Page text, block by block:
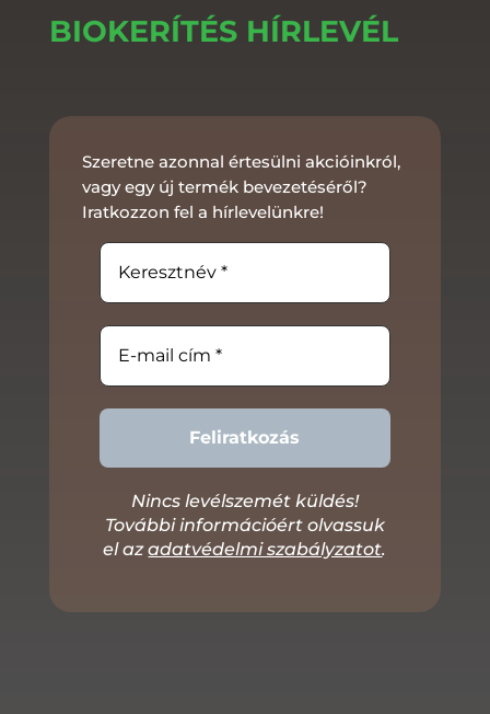
BIOKERÍTÉS HÍRLEVÉL
Szeretne azonnal értesülni akcióinkról,
vagy egy új termék bevezetéséről?
Iratkozzon fel a hírlevelünkre!
Nincs levélszemét küldés!
További információért olvassuk
el azadatvédelmi szabályzatot.